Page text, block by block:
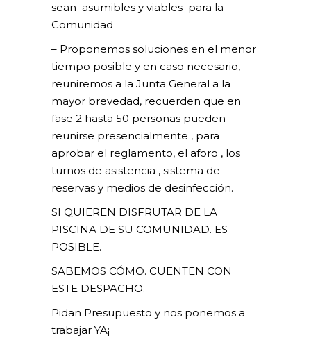
sean asumibles y viables para la
Comunidad
– Proponemos soluciones en el menor
tiempo posible y en caso necesario,
reuniremos a la Junta General a la
mayor brevedad, recuerden que en
fase 2 hasta 50 personas pueden
reunirse presencialmente , para
aprobar el reglamento, el aforo , los
turnos de asistencia , sistema de
reservas y medios de desinfección.
SI QUIEREN DISFRUTAR DE LA
PISCINA DE SU COMUNIDAD. ES
POSIBLE.
SABEMOS CÓMO. CUENTEN CON
ESTE DESPACHO.
Pidan Presupuesto y nos ponemos a
trabajar YA¡